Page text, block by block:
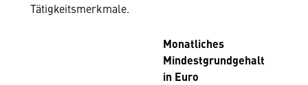
Tätigkeitsmerkmale.
Monatliches
Mindestgrundgehalt
in Euro